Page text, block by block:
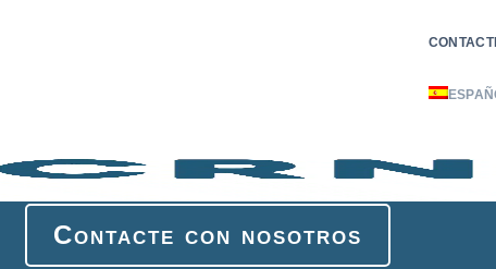
Contacte con nosotros
Contacte con nosotros